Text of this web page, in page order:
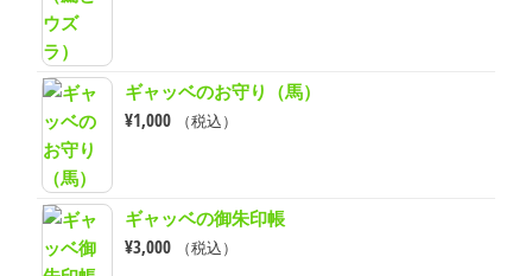
ギャッベのお守り（馬）
¥1,000 （税込）
ギャッベの御朱印帳
¥3,000 （税込）